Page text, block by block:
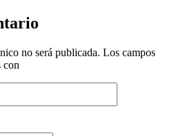
no será publicada. Los campos
con